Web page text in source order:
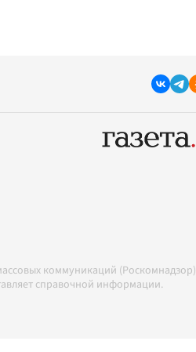
коммуникаций (Роскомнадзор)
справочной информации.